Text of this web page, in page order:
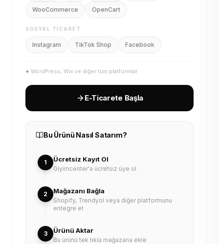
WooCommerce OpenCart
SOSYAL TICARET
Instagram TikTok Shop Facebook
+ WordPress, Wix ve diğer tüm platformlar
E-Ticarete Başla
Bu Ürünü Nasıl Satarım?
1 Ücretsiz Kayıt Ol
Giyimcenter'a ücretsiz üye ol
2 Mağazanı Bağla
Shopify, Trendyol veya diğer platformunu
entegre et
3 Ürünü Aktar
Bu ürünü tek tıkla mağazana ekle